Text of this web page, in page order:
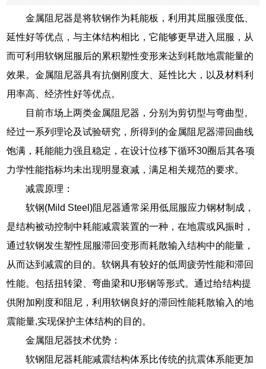
金属阻尼器是将软钢作为耗能板，利用其屈服强度低、
延性好等优点，与主体结构相比，它能够更早进入屈服，从
而可利用软钢屈服后的累积塑性变形来达到耗散地震能量的
效果。金属阻尼器具有抗侧刚度大、延性比大，以及材料利
用率高、经济性好等优点。
目前市场上两类金属阻尼器，分别为剪切型与弯曲型。
经过一系列理论及试验研究，所得到的金属阻尼器滞回曲线
饱满，耗能能力强且稳定，在设计位移下循环30圈后其各项
力学性能指标均未出现明显衰减，满足相关规范的要求。
减震原理：
软钢(Mild Steel)阻尼器通常采用低屈服应力钢材制成，
是结构被动控制中耗能减震装置的一种，在地震或风振时，
通过软钢发生塑性屈服滞回变形而耗散输入结构中的能量，
从而达到减震的目的。软钢具有较好的低周疲劳性能和滞回
性能。包括扭转梁、弯曲梁和U形钢等形式。通过给结构提
供附加刚度和阻尼，利用软钢良好的滞回性能耗散输入的地
震能量,实现保护主体结构的目的。
金属阻尼器技术优势：
软钢阻尼器耗能减震结构体系比传统的抗震体系能更加